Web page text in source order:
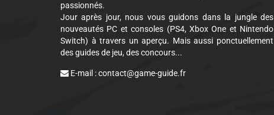
passionnés.
Jour après jour, nous vous guidons dans la jungle des
nouveautés PC et consoles (PS4, Xbox One et Nintendo
Switch) à travers un aperçu. Mais aussi ponctuellement
des guides de jeu, des concours...
E-mail :contact@game-guide.fr